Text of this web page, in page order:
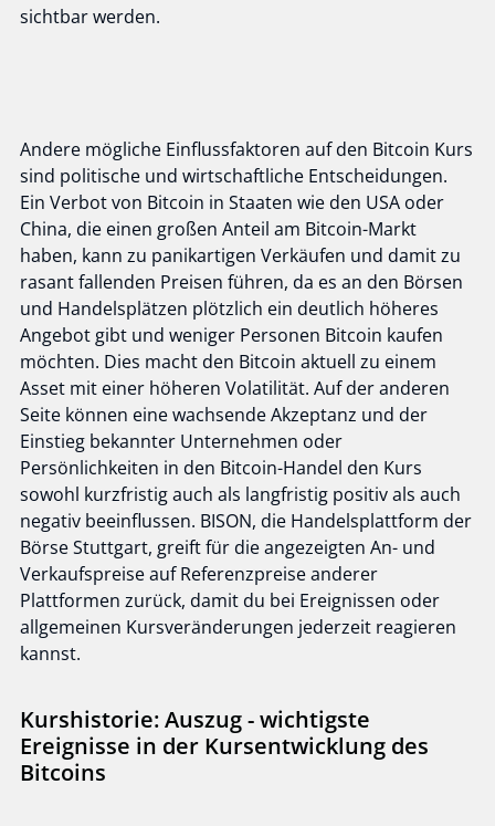
sichtbar werden.
Andere mögliche Einflussfaktoren auf den Bitcoin Kurs
sind politische und wirtschaftliche Entscheidungen.
Ein Verbot von Bitcoin in Staaten wie den USA oder
China, die einen großen Anteil am Bitcoin-Markt
haben, kann zu panikartigen Verkäufen und damit zu
rasant fallenden Preisen führen, da es an den Börsen
und Handelsplätzen plötzlich ein deutlich höheres
Angebot gibt und weniger Personen Bitcoin kaufen
möchten. Dies macht den Bitcoin aktuell zu einem
Asset mit einer höheren Volatilität. Auf der anderen
Seite können eine wachsende Akzeptanz und der
Einstieg bekannter Unternehmen oder
Persönlichkeiten in den Bitcoin-Handel den Kurs
sowohl kurzfristig auch als langfristig positiv als auch
negativ beeinflussen. BISON, die Handelsplattform der
Börse Stuttgart, greift für die angezeigten An- und
Verkaufspreise auf Referenzpreise anderer
Plattformen zurück, damit du bei Ereignissen oder
allgemeinen Kursveränderungen jederzeit reagieren
kannst.
Kurshistorie: Auszug - wichtigste
Ereignisse in der Kursentwicklung des
Bitcoins